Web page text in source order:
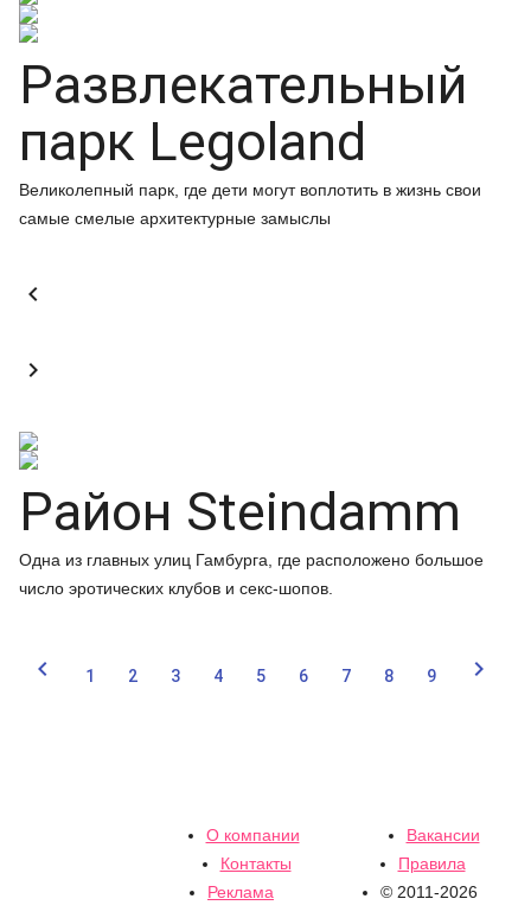
Развлекательный
парк Legoland
Великолепный парк, где дети могут воплотить в жизнь свои
самые смелые архитектурные замыслы


Район Steindamm
Одна из главных улиц Гамбурга, где расположено большое
число эротических клубов и секс-шопов.
 1 2 3 4 5 6 7 8 9 
О компании
Вакансии
Контакты
Правила
Реклама
© 2011-2026